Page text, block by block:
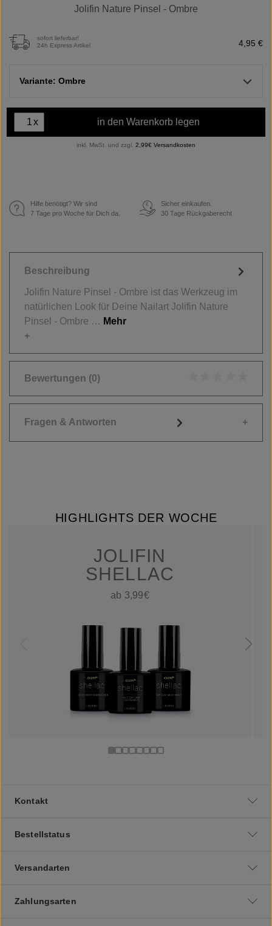
Jolifin Nature Pinsel - Ombre
sofort lieferbar!
24h Express Artikel
4,95 €
Variante: Ombre
x in den Warenkorb legen
inkl. MwSt. und zzgl. 2,99€ Versandkosten
Hilfe benötigt? Wir sind
7 Tage pro Woche für Dich da.
€
Sicher einkaufen.
30 Tage Rückgaberecht
Beschreibung
Jolifin Nature Pinsel - Ombre ist das Werkzeug im
natürlichen Look für Deine Nailart Jolifin Nature
Pinsel - Ombre … Mehr
Bewertungen (0)
Fragen & Antworten
HIGHLIGHTS DER WOCHE
JOLIFIN
SHELLAC
ab 3,99€
Kontakt
Bestellstatus
Versandarten
Zahlungsarten